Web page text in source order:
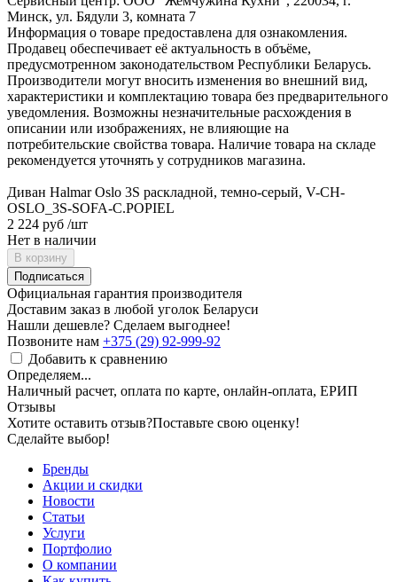
Минск, ул. Бядули 3, комната 7
Информация о товаре предоставлена для ознакомления.
Продавец обеспечивает её актуальность в объёме,
предусмотренном законодательством Республики Беларусь.
Производители могут вносить изменения во внешний вид,
характеристики и комплектацию товара без предварительного
уведомления. Возможны незначительные расхождения в
описании или изображениях, не влияющие на
потребительские свойства товара. Наличие товара на складе
рекомендуется уточнять у сотрудников магазина.
Диван Halmar Oslo 3S раскладной, темно-серый, V-CH-
OSLO_3S-SOFA-C.POPIEL
2 224 руб /шт
Нет в наличии
В корзину
Подписаться
Официальная гарантия производителя
Доставим заказ в любой уголок Беларуси
Нашли дешевле? Сделаем выгоднее!
Позвоните нам +375 (29) 92-999-92
Добавить к сравнению
Определяем...
Наличный расчет, оплата по карте, онлайн-оплата, ЕРИП
Отзывы
Хотите оставить отзыв?Поставьте свою оценку!
Сделайте выбор!
Бренды
Акции и скидки
Новости
Статьи
Услуги
Портфолио
О компании